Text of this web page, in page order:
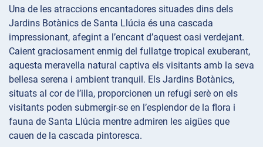
Una de les atraccions encantadores situades dins dels
Jardins Botànics de Santa Llúcia és una cascada
impressionant, afegint a l’encant d’aquest oasi verdejant.
Caient graciosament enmig del fullatge tropical exuberant,
aquesta meravella natural captiva els visitants amb la seva
bellesa serena i ambient tranquil. Els Jardins Botànics,
situats al cor de l’illa, proporcionen un refugi serè on els
visitants poden submergir-se en l’esplendor de la flora i
fauna de Santa Llúcia mentre admiren les aigües que
cauen de la cascada pintoresca.